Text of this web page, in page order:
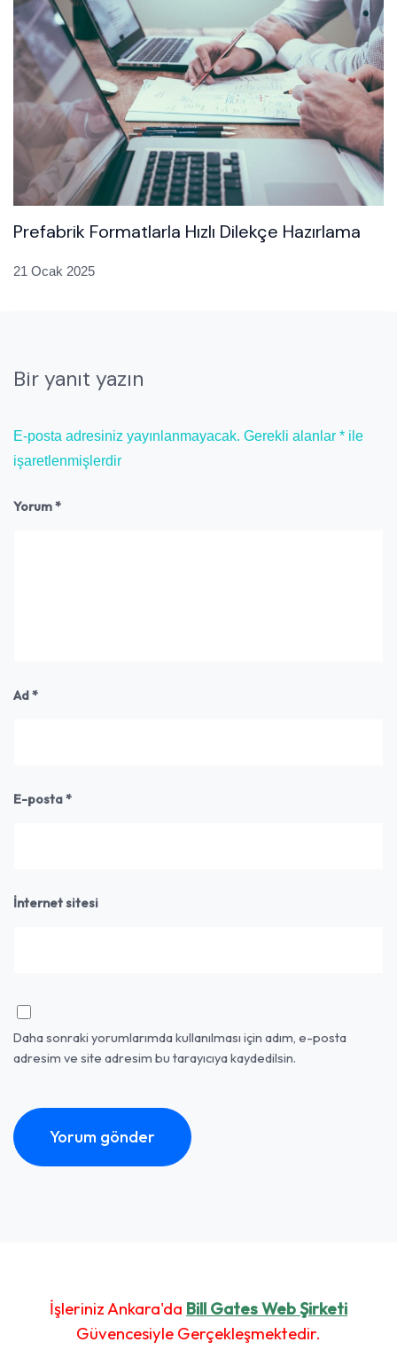
Prefabrik Formatlarla Hızlı Dilekçe Hazırlama
21 Ocak 2025
Bir yanıt yazın
E-posta adresiniz yayınlanmayacak. Gerekli alanlar * ile
işaretlenmişlerdir
Yorum*
Ad*
E-posta*
İnternet sitesi
Daha sonraki yorumlarımda kullanılması için adım, e-posta
adresim ve site adresim bu tarayıcıya kaydedilsin.
İşleriniz Ankara'da Bill Gates Web Şirketi
Güvencesiyle Gerçekleşmektedir.